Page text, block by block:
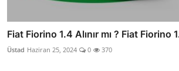
Fiat Fiorino 1.4 Alınır mı ? Fiat Fiorino
Üstad Haziran 25, 2024 0 370